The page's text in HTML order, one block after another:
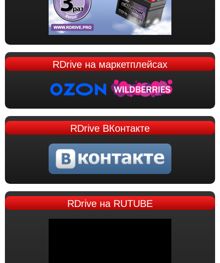
RDriveна маркетплейсах
RDriveВКонтакте
RDriveна RUTUBE